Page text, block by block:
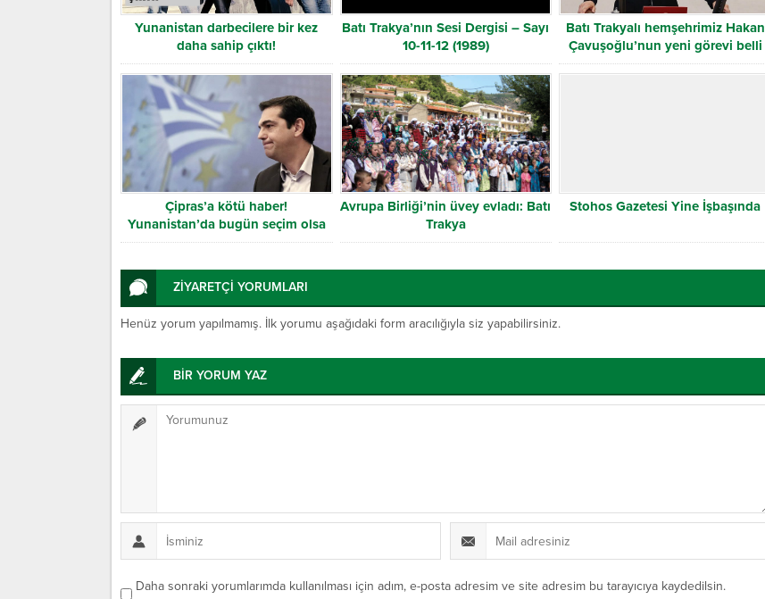
Yunanistan darbecilere bir kez
daha sahip çıktı!
Batı Trakya’nın Sesi Dergisi – Sayı
10-11-12 (1989)
Batı Trakyalı hemşehrimiz Hakan
Çavuşoğlu’nun yeni görevi belli
oldu
Çipras’a kötü haber!
Yunanistan’da bugün seçim olsa
kaybedecek
Avrupa Birliği’nin üvey evladı: Batı
Trakya
Stohos Gazetesi Yine İşbaşında
ZİYARETÇİ YORUMLARI
Henüz yorum yapılmamış. İlk yorumu aşağıdaki form aracılığıyla siz yapabilirsiniz.
BİR YORUM YAZ
Daha sonraki yorumlarımda kullanılması için adım, e-posta adresim ve site adresim bu tarayıcıya kaydedilsin.